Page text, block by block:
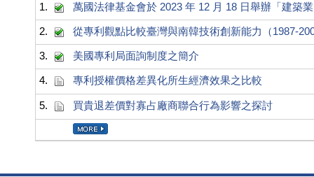
1.
萬國法律基金會於 2023 年 12 月 18 日舉辦「建築
2. 從專利觀點比較臺灣與南韓技術創新能力（1987-
3. 美國專利局面詢制度之簡介
4. 專利授權價格差異化所生經濟效果之比較
5. 買貴退差價對寡占廠商聯合行為影響之探討